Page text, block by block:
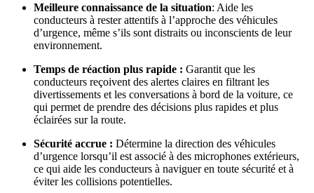
Meilleure connaissance de la situation: Aide les
conducteurs à rester attentifs à l’approche des véhicules
d’urgence, même s’ils sont distraits ou inconscients de leur
environnement.
Temps de réaction plus rapide : Garantit que les
conducteurs reçoivent des alertes claires en filtrant les
divertissements et les conversations à bord de la voiture, ce
qui permet de prendre des décisions plus rapides et plus
éclairées sur la route.
Sécurité accrue : Détermine la direction des véhicules
d’urgence lorsqu’il est associé à des microphones extérieurs,
ce qui aide les conducteurs à naviguer en toute sécurité et à
éviter les collisions potentielles.